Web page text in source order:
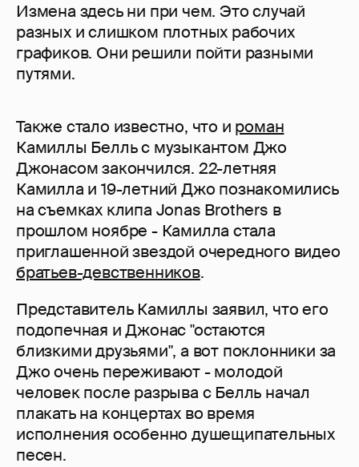
Измена здесь ни при чем. Это случай
разных и слишком плотных рабочих
графиков. Они решили пойти разными
путями.
Также стало известно, что и роман
Камиллы Белль с музыкантом Джо
Джонасом закончился. 22-летняя
Камилла и 19-летний Джо познакомились
на съемках клипа Jonas Brothers в
прошлом ноябре - Камилла стала
приглашенной звездой очередного видео
братьев-девственников.
Представитель Камиллы заявил, что его
подопечная и Джонас "остаются
близкими друзьями", а вот поклонники за
Джо очень переживают - молодой
человек после разрыва с Белль начал
плакать на концертах во время
исполнения особенно душещипательных
песен.